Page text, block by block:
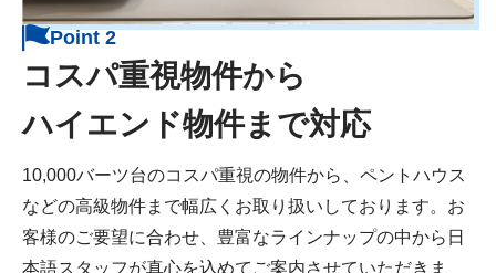
Point 2
コスパ重視物件から
ハイエンド物件まで対応
10,000バーツ台のコスパ重視の物件から、ペントハウス
などの高級物件まで幅広くお取り扱いしております。お
客様のご要望に合わせ、豊富なラインナップの中から日
本語スタッフが真心を込めてご案内させていただきま